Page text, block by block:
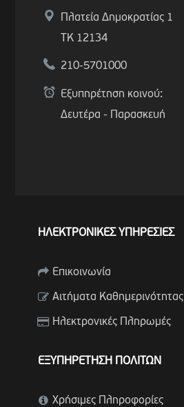
Πλατεία Δημοκρατίας 1
ΤΚ 12134
210-5701000
Εξυπηρέτηση κοινού:
Δευτέρα - Παρασκευή
ΗΛΕΚΤΡΟΝΙΚΕΣ ΥΠΗΡΕΣΙΕΣ
Επικοινωνία
Αιτήματα Καθημερινότητας
Ηλεκτρονικές Πληρωμές
ΕΞΥΠΗΡΕΤΗΣΗ ΠΟΛΙΤΩΝ
Χρήσιμες Πληροφορίες